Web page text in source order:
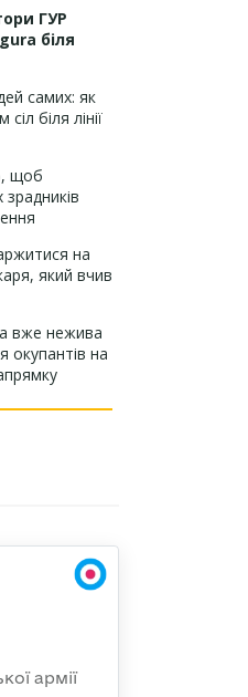
ГУР
біля
самих: як
біля лінії
щоб
на
який вчив
вже нежива
окупантів на
армії